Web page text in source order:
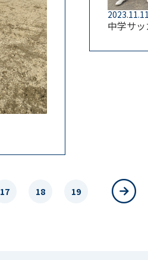
2023.11.11
中学サ
17 18 19